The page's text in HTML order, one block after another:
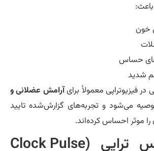
حساس
معمولاً برای آرامش عضلانی و
و تجربه‌های گزارش‌شده تایید
احساس کرده‌اند.
کلاک پالس تراپی (Clock Pulse